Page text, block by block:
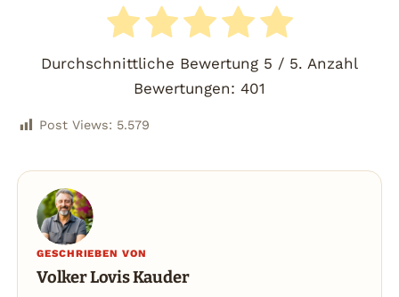
Durchschnittliche Bewertung 5 / 5. Anzahl
Bewertungen: 401
Post Views: 5.579
GESCHRIEBEN VON
Volker Lovis Kauder